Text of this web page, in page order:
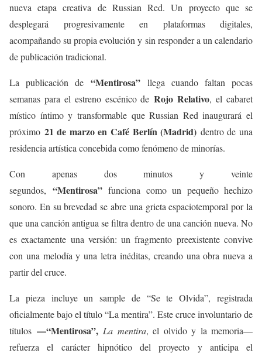
nueva etapa creativa de Russian Red. Un proyecto que se
desplegará progresivamente en plataformas digitales,
acompañando su propia evolución y sin responder a un calendario
de publicación tradicional.
La publicación de “Mentirosa” llega cuando faltan pocas
semanas para el estreno escénico deRojo Relativo, el cabaret
místico íntimo y transformable que Russian Red inaugurará el
próximo 21 de marzo en Café Berlín (Madrid) dentro de una
residencia artística concebida como fenómeno de minorías.
Con apenas dos minutos y veinte
segundos, “Mentirosa”funciona como un pequeño hechizo
sonoro. En su brevedad se abre una grieta espaciotemporal por la
que una canción antigua se filtra dentro de una canción nueva. No
es exactamente una versión: un fragmento preexistente convive
con una melodía y una letra inéditas, creando una obra nueva a
partir del cruce.
La pieza incluye un sample de “Se te Olvida”, registrada
oficialmente bajo el título “La mentira”. Este cruce involuntario de
títulos —“Mentirosa”, La mentira, el olvido y la memoria—
refuerza el carácter hipnótico del proyecto y anticipa el